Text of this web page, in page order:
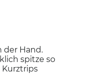
der Hand.
spitze so
Kurztrips